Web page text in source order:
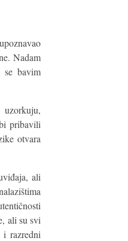
Nadam
se bavim
pribavili
otvara
ali
ali su svi
razredni